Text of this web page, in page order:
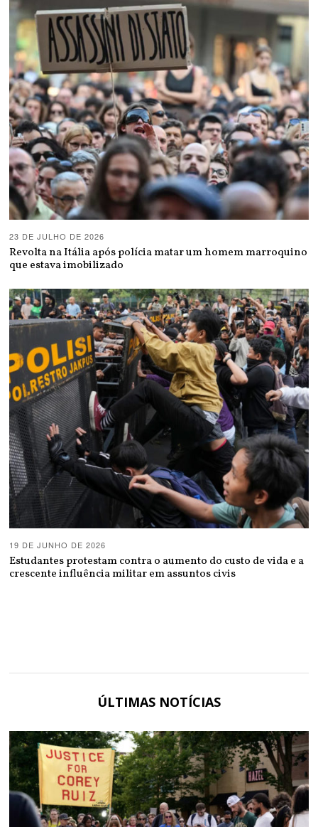
23 DE JULHO DE 2026
Revolta na Itália após polícia matar um homem marroquino
que estava imobilizado
19 DE JUNHO DE 2026
Estudantes protestam contra o aumento do custo de vida e a
crescente influência militar em assuntos civis
ÚLTIMAS NOTÍCIAS